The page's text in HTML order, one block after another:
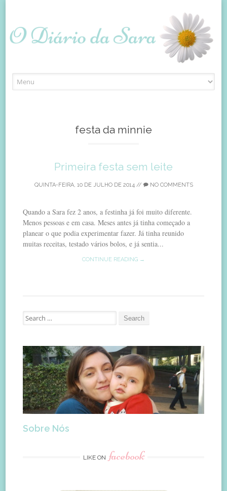
to
festa da minnie
Primeira festa sem leite
QUINTA-FEIRA, 10 DE JULHO DE 2014// NO COMMENTS
Quando a Sara fez 2 anos, a festinha já foi muito diferente.
Menos pessoas e em casa. Meses antes já tinha começado a
planear o que podia experimentar fazer. Já tinha reunido
muitas receitas, testado vários bolos, e já sentia...
CONTINUE READING →
Search
for:
Sobre Nós
LIKE ON facebook